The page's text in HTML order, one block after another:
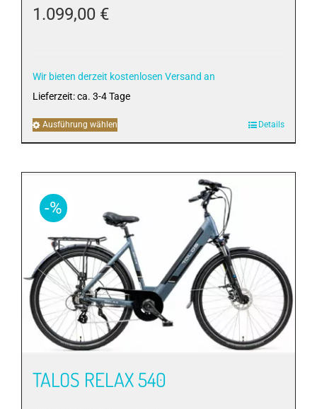
Preis
1.099,00 €
ist:
Wir bieten derzeit kostenlosen Versand an
Lieferzeit:ca. 3-4 Tage
Ausführung wählen
Produkt
mehrere
auf.
Die
Optionen
können
auf
der
Produktseite
gewählt
Details
-%
TALOS RELAX 540